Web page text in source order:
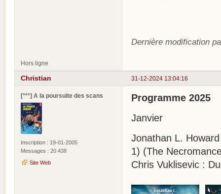
Dernière modification
Hors ligne
31-12-2024 13:04:16
Christian
[°*°] A la poursuite des scans
Inscription : 19-01-2005
Messages : 20 438
Site Web
Programme 2025
Janvier
Jonathan L.
1) (The
Chris Vuklisevic :